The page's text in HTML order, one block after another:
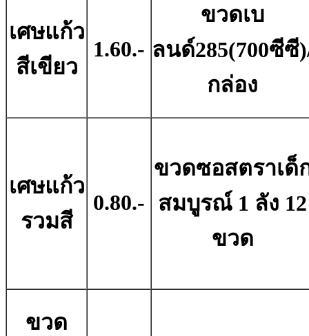
เศษแก้ว
สีเขียว
1.60.-
ขวดเบ
ลนด์285(700ซีซี
กล่อง
เศษแก้ว
รวมสี
0.80.-
ขวดซอสตราเด็
สมบูรณ์ 1 ลัง 12
ขวด
ขวด